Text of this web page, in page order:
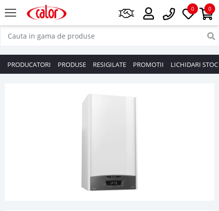
0
0
PRODUCATORI PRODUSE RESIGILATE PROMOTII LICHIDARI STOC